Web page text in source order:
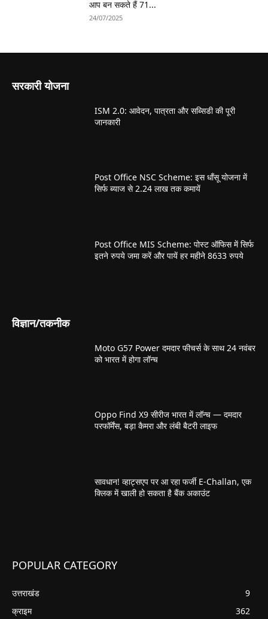
आप बन सकते हैं 71...
24/07/2025
सरकारी योजना
ISM 2.0: आवेदन, पात्रता और सब्सिडी की पूरी
जानकारी
Post Office NSC Scheme: इस धाँसू योजना में
सिर्फ ब्याज से 2.24 लाख तक कमायें
Post Office MIS Scheme: पोस्ट ऑफिस में सिर्फ
इतने रुपये जमा करें और पायें हर महीने 8633 रुपये
विज्ञान/तकनीक
Moto G57 Power दमदार फीचर्स के साथ 24 नवंबर
को भारत में होगा लॉन्च
Oppo Find X9 सीरीज भारत में लॉन्च — दमदार
परफॉर्मेंस, बड़ा कैमरा और लंबी बैटरी लाइफ
सावधान! व्हाट्सएप पर आ रहा फर्जी E-Challan, एक
क्लिक में खाली हो सकता है बैंक अकाउंट
POPULAR CATEGORY
उत्तराखंड
9
क्राइम
362